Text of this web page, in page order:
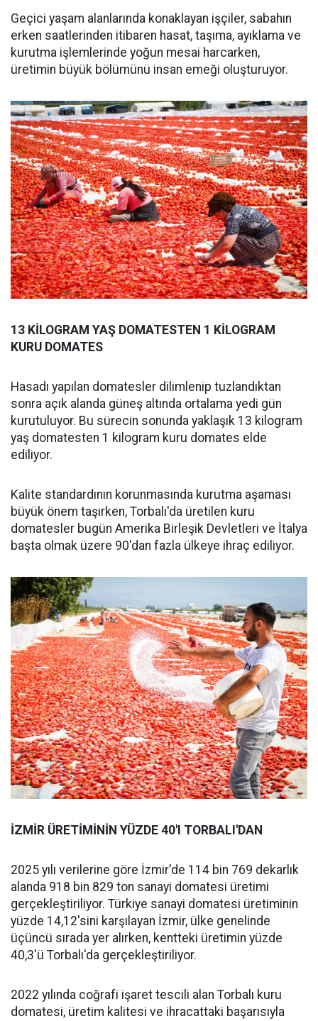
Geçici yaşam alanlarında konaklayan işçiler, sabahın
erken saatlerinden itibaren hasat, taşıma, ayıklama ve
kurutma işlemlerinde yoğun mesai harcarken,
üretimin büyük bölümünü insan emeği oluşturuyor.
13 KİLOGRAM YAŞ DOMATESTEN 1 KİLOGRAM
KURU DOMATES
Hasadı yapılan domatesler dilimlenip tuzlandıktan
sonra açık alanda güneş altında ortalama yedi gün
kurutuluyor. Bu sürecin sonunda yaklaşık 13 kilogram
yaş domatesten 1 kilogram kuru domates elde
ediliyor.
Kalite standardının korunmasında kurutma aşaması
büyük önem taşırken, Torbalı'da üretilen kuru
domatesler bugün Amerika Birleşik Devletleri ve İtalya
başta olmak üzere 90'dan fazla ülkeye ihraç ediliyor.
İZMİR ÜRETİMİNİN YÜZDE 40'I TORBALI'DAN
2025 yılı verilerine göre İzmir'de 114 bin 769 dekarlık
alanda 918 bin 829 ton sanayi domatesi üretimi
gerçekleştiriliyor. Türkiye sanayi domatesi üretiminin
yüzde 14,12'sini karşılayan İzmir, ülke genelinde
üçüncü sırada yer alırken, kentteki üretimin yüzde
40,3'ü Torbalı'da gerçekleştiriliyor.
2022 yılında coğrafi işaret tescili alan Torbalı kuru
domatesi, üretim kalitesi ve ihracattaki başarısıyla